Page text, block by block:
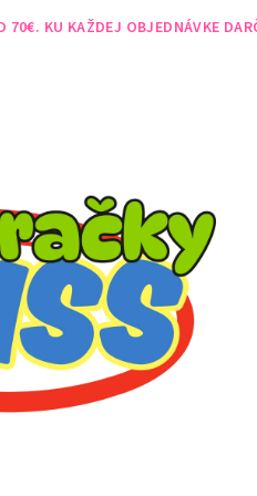
70€. KU KAŽDEJ OBJEDNÁVKE